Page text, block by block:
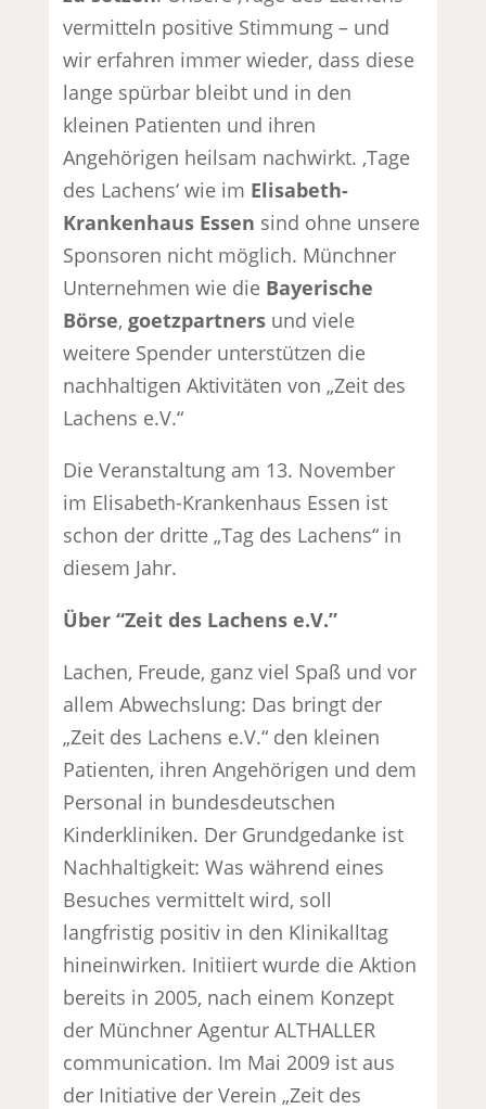
vermitteln positive Stimmung – und
wir erfahren immer wieder, dass diese
lange spürbar bleibt und in den
kleinen Patienten und ihren
Angehörigen heilsam nachwirkt. ‚Tage
des Lachens‘ wie im Elisabeth-
Krankenhaus Essen sind ohne unsere
Sponsoren nicht möglich. Münchner
Unternehmen wie die Bayerische
Börse,goetzpartners und viele
weitere Spender unterstützen die
nachhaltigen Aktivitäten von „Zeit des
Lachens e.V.“
Die Veranstaltung am 13. November
im Elisabeth-Krankenhaus Essen ist
schon der dritte „Tag des Lachens“ in
diesem Jahr.
Über “Zeit des Lachens e.V.”
Lachen, Freude, ganz viel Spaß und vor
allem Abwechslung: Das bringt der
„Zeit des Lachens e.V.“ den kleinen
Patienten, ihren Angehörigen und dem
Personal in bundesdeutschen
Kinderkliniken. Der Grundgedanke ist
Nachhaltigkeit: Was während eines
Besuches vermittelt wird, soll
langfristig positiv in den Klinikalltag
hineinwirken. Initiiert wurde die Aktion
bereits in 2005, nach einem Konzept
der Münchner Agentur ALTHALLER
communication. Im Mai 2009 ist aus
der Initiative der Verein „Zeit des